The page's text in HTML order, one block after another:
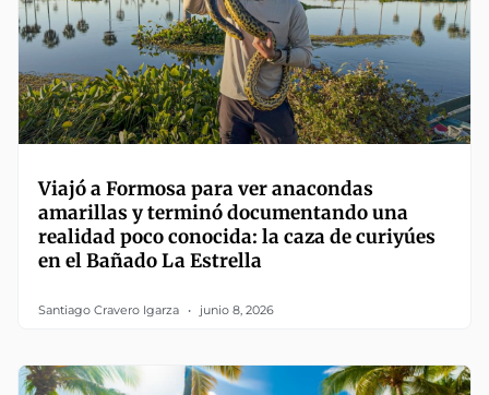
Viajó a Formosa para ver anacondas
amarillas y terminó documentando una
realidad poco conocida: la caza de curiyúes
en el Bañado La Estrella
Santiago Cravero Igarza junio 8, 2026